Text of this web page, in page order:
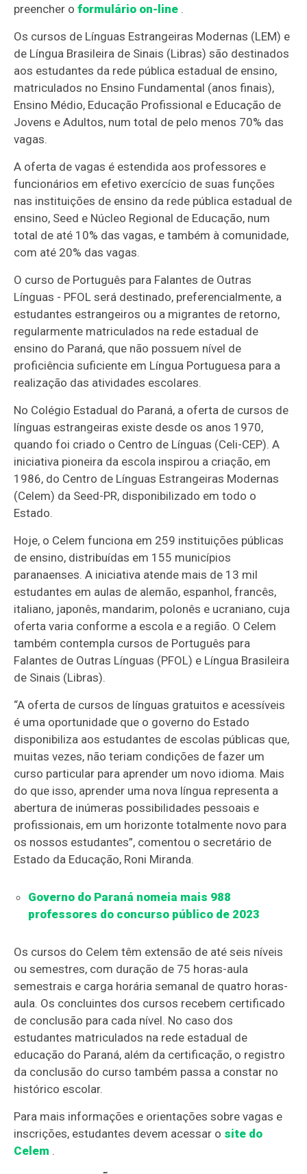
preencher oformulário on-line .
Os cursos de Línguas Estrangeiras Modernas (LEM) e
de Língua Brasileira de Sinais (Libras) são destinados
aos estudantes da rede pública estadual de ensino,
matriculados no Ensino Fundamental (anos finais),
Ensino Médio, Educação Profissional e Educação de
Jovens e Adultos, num total de pelo menos 70% das
vagas.
A oferta de vagas é estendida aos professores e
funcionários em efetivo exercício de suas funções
nas instituições de ensino da rede pública estadual de
ensino, Seed e Núcleo Regional de Educação, num
total de até 10% das vagas, e também à comunidade,
com até 20% das vagas.
O curso de Português para Falantes de Outras
Línguas - PFOL será destinado, preferencialmente, a
estudantes estrangeiros ou a migrantes de retorno,
regularmente matriculados na rede estadual de
ensino do Paraná, que não possuem nível de
proficiência suficiente em Língua Portuguesa para a
realização das atividades escolares.
No Colégio Estadual do Paraná, a oferta de cursos de
línguas estrangeiras existe desde os anos 1970,
quando foi criado o Centro de Línguas (Celi-CEP). A
iniciativa pioneira da escola inspirou a criação, em
1986, do Centro de Línguas Estrangeiras Modernas
(Celem) da Seed-PR, disponibilizado em todo o
Estado.
Hoje, o Celem funciona em 259 instituições públicas
de ensino, distribuídas em 155 municípios
paranaenses. A iniciativa atende mais de 13 mil
estudantes em aulas de alemão, espanhol, francês,
italiano, japonês, mandarim, polonês e ucraniano, cuja
oferta varia conforme a escola e a região. O Celem
também contempla cursos de Português para
Falantes de Outras Línguas (PFOL) e Língua Brasileira
de Sinais (Libras).
“A oferta de cursos de línguas gratuitos e acessíveis
é uma oportunidade que o governo do Estado
disponibiliza aos estudantes de escolas públicas que,
muitas vezes, não teriam condições de fazer um
curso particular para aprender um novo idioma. Mais
do que isso, aprender uma nova língua representa a
abertura de inúmeras possibilidades pessoais e
profissionais, em um horizonte totalmente novo para
os nossos estudantes”, comentou o secretário de
Estado da Educação, Roni Miranda.
Governo do Paraná nomeia mais 988
professores do concurso público de 2023
Os cursos do Celem têm extensão de até seis níveis
ou semestres, com duração de 75 horas-aula
semestrais e carga horária semanal de quatro horas-
aula. Os concluintes dos cursos recebem certificado
de conclusão para cada nível. No caso dos
estudantes matriculados na rede estadual de
educação do Paraná, além da certificação, o registro
da conclusão do curso também passa a constar no
histórico escolar.
Para mais informações e orientações sobre vagas e
inscrições, estudantes devem acessar o site do
Celem .